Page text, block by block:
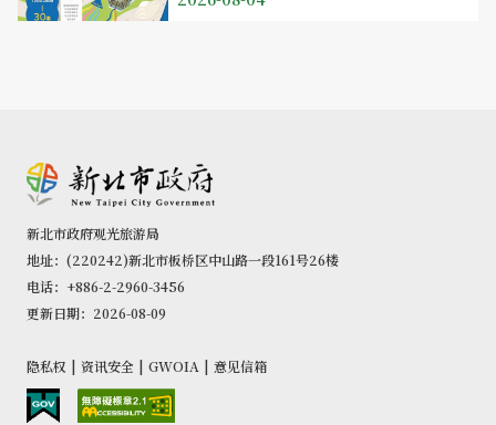
新北市政府观光旅游局
地址：(220242)新北市板桥区中山路一段161号26楼
电话：+886-2-2960-3456
更新日期：2026-08-09
隐私权 | 资讯安全 | GWOIA | 意见信箱